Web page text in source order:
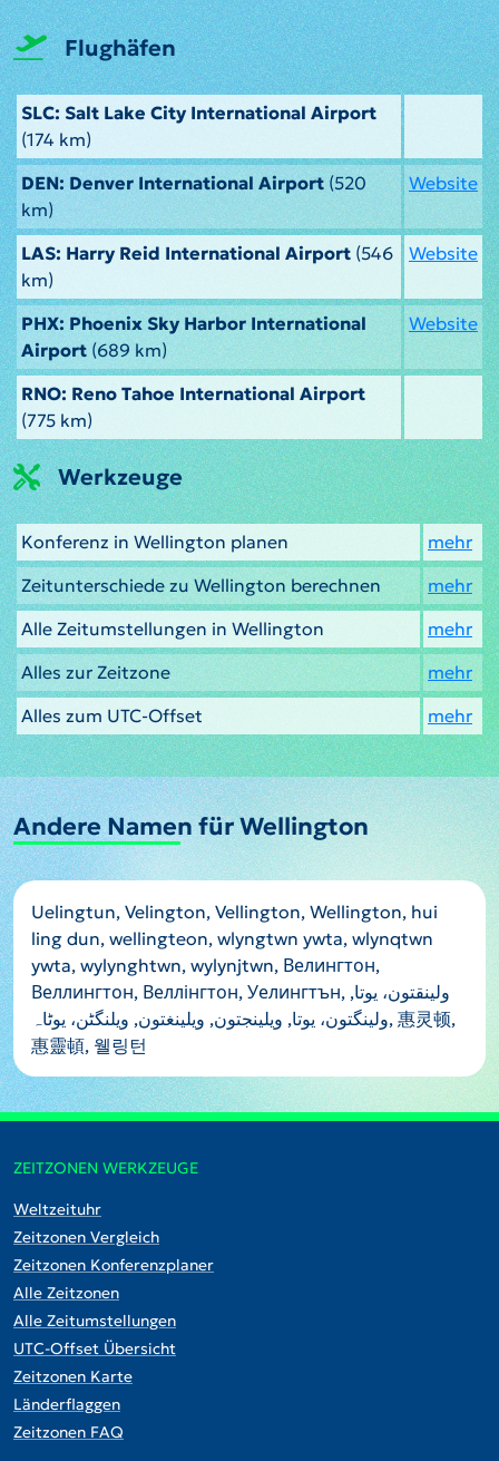
Flughäfen
SLC: Salt Lake City International Airport
(174 km)
DEN: Denver International Airport(520
km)
Website
LAS: Harry Reid International Airport (546
km)
Website
PHX: Phoenix Sky Harbor International
Airport(689 km)
Website
RNO: Reno Tahoe International Airport
(775 km)
Werkzeuge
Konferenz in Wellington planen
mehr
Zeitunterschiede zu Wellington berechnen
mehr
Alle Zeitumstellungen in Wellington
mehr
Alles zur Zeitzone
mehr
Alles zum UTC-Offset
mehr
Andere Namen für Wellington
Uelingtun, Velington, Vellington, Wellington, hui
ling dun, wellingteon, wlyngtwn ywta, wlynqtwn
ywta, wylynghtwn, wylynjtwn, Велингтон,
Веллингтон, Веллінгтон, Уелингтън, ولینقتون، یوتا,
ولینگتون، یوتا, ويلينجتون, ويلينغتون, ویلنگٹن، یوٹاہ, 惠灵顿,
惠靈頓, 웰링턴
ZEITZONEN WERKZEUGE
Weltzeituhr
Zeitzonen Vergleich
Zeitzonen Konferenzplaner
Alle Zeitzonen
Alle Zeitumstellungen
UTC-Offset Übersicht
Zeitzonen Karte
Länderflaggen
Zeitzonen FAQ